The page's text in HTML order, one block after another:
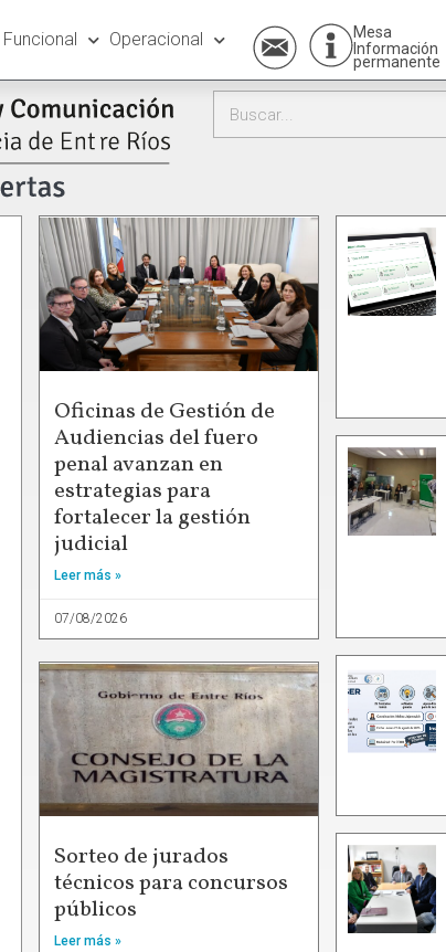
Funcional Operacional
Mesa
Información
permanente
Oficinas de Gestión de
Audiencias del fuero
penal avanzan en
estrategias para
fortalecer la gestión
judicial
Leer más »
07/08/2026
Sorteo de jurados
técnicos para concursos
públicos
Leer más »